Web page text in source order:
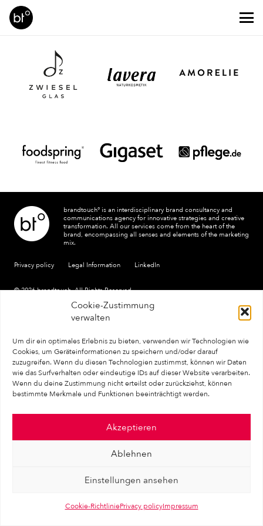
Cookie-Zustimmung
verwalten
Um dir ein optimales Erlebnis zu bieten, verwenden wir Technologien wie
Cookies, um Geräteinformationen zu speichern und/oder darauf
zuzugreifen. Wenn du diesen Technologien zustimmst, können wir Daten
wie das Surfverhalten oder eindeutige IDs auf dieser Website verarbeiten.
Wenn du deine Zustimmung nicht erteilst oder zurückziehst, können
bestimmte Merkmale und Funktionen beeinträchtigt werden.
Akzeptieren
Ablehnen
Einstellungen ansehen
Cookie-RichtliniePrivacy policyImpressum
brandtouch° is an interdisciplinary brand consultancy and
communications agency for innovative strategies and creative
transformation. All our services come from the heart of the
brand, encompassing all senses and elements of the marketing
mix.
Privacy policy Legal Information LinkedIn
© 2026 brandtouch, All Rights Reserved.